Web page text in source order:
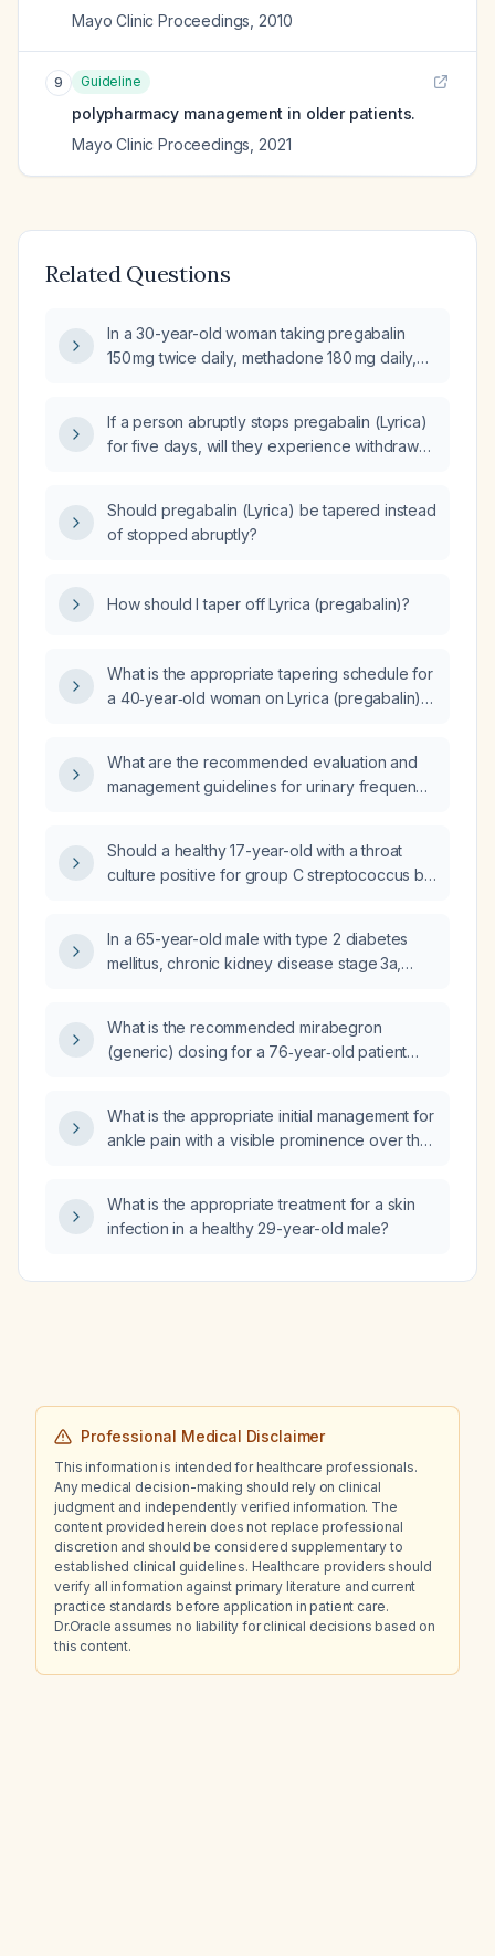
Mayo Clinic Proceedings 2010
9 Guideline
polypharmacy management in older patients.
Mayo Clinic Proceedings 2021
Related Questions
In a 30-year-old woman taking pregabalin
150 mg twice daily, methadone 180 mg daily,
If a person abruptly stops pregabalin (Lyrica)
for five days, will they experience withdrawal
Should pregabalin (Lyrica) be tapered instead
of stopped abruptly?
How should I taper off Lyrica (pregabalin)?
What is the appropriate tapering schedule for
a 40‑year‑old woman on Lyrica (pregabalin)
safe to add propranolol 20 mg as needed for
anxiety?
What are the recommended evaluation and
management guidelines for urinary frequency
Should a healthy 17-year-old with a throat
culture positive for group C streptococcus be
In a 65-year-old male with type 2 diabetes
mellitus, chronic kidney disease stage 3a,
gastroesophageal reflux disease,
hyperlipidemia, vitamin D deficiency, and
glargine (Lantus) 50 units nightly, using a
sliding‑scale rapid‑acting insulin (Humalog)
strategies can be employed to improve
glycemic control while minimizing
What is the recommended mirabegron
(generic) dosing for a 76‑year‑old patient
tolerability?
What is the appropriate initial management for
ankle pain with a visible prominence over the
What is the appropriate treatment for a skin
infection in a healthy 29-year-old male?
Professional Medical Disclaimer
This information is intended for healthcare professionals.
Any medical decision-making should rely on clinical
judgment and independently verified information. The
content provided herein does not replace professional
discretion and should be considered supplementary to
established clinical guidelines. Healthcare providers should
verify all information against primary literature and current
practice standards before application in patient care.
Dr.Oracle assumes no liability for clinical decisions based on
this content.